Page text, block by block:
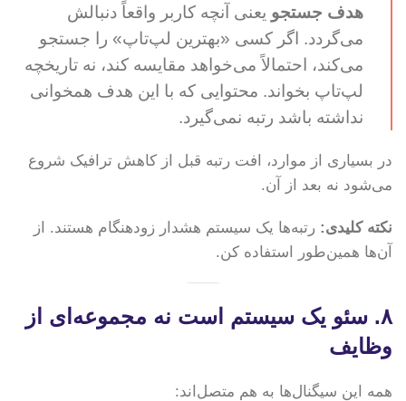
هدف جستجو یعنی آنچه کاربر واقعاً دنبالش
می‌گردد. اگر کسی «بهترین لپ‌تاپ» را جستجو
می‌کند، احتمالاً می‌خواهد مقایسه کند، نه تاریخچه
لپ‌تاپ بخواند. محتوایی که با این هدف همخوانی
نداشته باشد رتبه نمی‌گیرد.
در بسیاری از موارد، افت رتبه قبل از کاهش ترافیک شروع
می‌شود نه بعد از آن.
نکته کلیدی: رتبه‌ها یک سیستم هشدار زودهنگام هستند. از
آن‌ها همین‌طور استفاده کن.
۸. سئو یک سیستم است نه مجموعه‌ای از
وظایف
همه این سیگنال‌ها به هم متصل‌اند: